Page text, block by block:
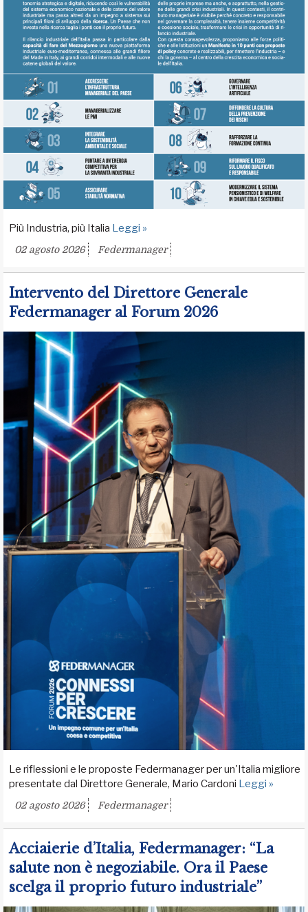
Più Industria, più Italia Leggi »
02 agosto 2026 Federmanager
Intervento del Direttore Generale
Federmanager al Forum 2026
Le riflessioni e le proposte Federmanager per un'Italia migliore
presentate dal Direttore Generale, Mario Cardoni Leggi »
02 agosto 2026 Federmanager
Acciaierie d’Italia, Federmanager: “La
salute non è negoziabile. Ora il Paese
scelga il proprio futuro industriale”